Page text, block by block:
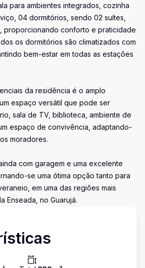
para ambientes integrados, cozinha
04 dormitórios, sendo 02 suítes,
proporcionando conforto e praticidade
os dormitórios são climatizados com
bem-estar em todas as estações
da residência é o amplo
espaço versátil que pode ser
sala de TV, biblioteca, ambiente de
espaço de convivência, adaptando-
moradores.
com garagem e uma excelente
se uma ótima opção tanto para
em uma das regiões mais
Enseada, no Guarujá.